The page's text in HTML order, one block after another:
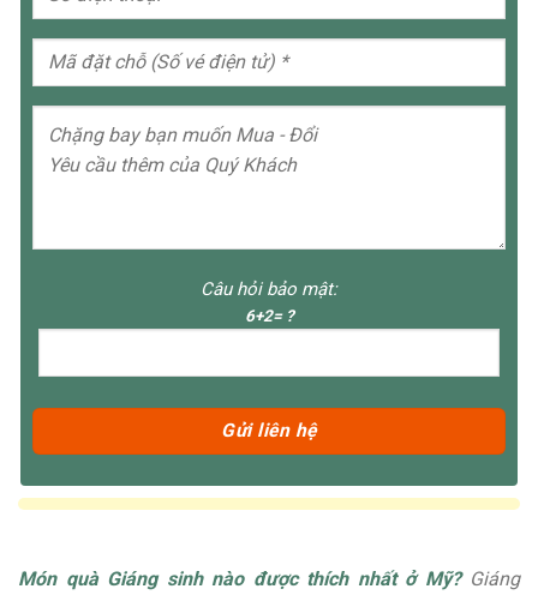
Câu hỏi bảo mật:
6+2= ?
Món quà Giáng sinh nào được thích nhất ở Mỹ?Giáng